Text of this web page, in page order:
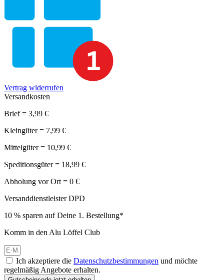
Vertrag widerrufen
Versandkosten
Brief = 3,99 €
Kleingüter = 7,99 €
Mittelgüter = 10,99 €
Speditionsgüter = 18,99 €
Abholung vor Ort = 0 €
Versanddienstleister DPD
10 % sparen auf Deine 1. Bestellung*
Komm in den Alu Löffel Club
Ich akzeptiere die Datenschutzbestimmungen und möchte
regelmäßig Angebote erhalten.